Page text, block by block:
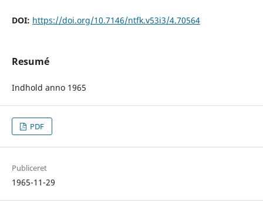
DOI: https://doi.org/10.7146/ntfk.v53i3/4.70564
Resumé
Indhold anno 1965
PDF
Publiceret
1965-11-29